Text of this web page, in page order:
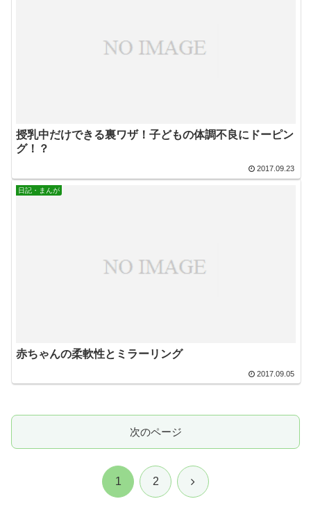
授乳中だけできる裏ワザ！子どもの体調不良にドーピン
グ！？
2017.09.23
日記・まんが
赤ちゃんの柔軟性とミラーリング
2017.09.05
次のページ
1 2 次